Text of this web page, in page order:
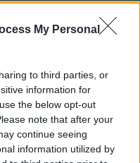
My Personal
to third parties, or
information for
the below opt-out
note that after your
continue seeing
information utilized by